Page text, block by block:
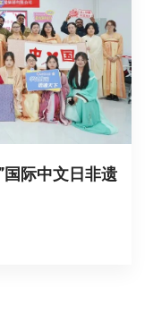
国际中文日非遗